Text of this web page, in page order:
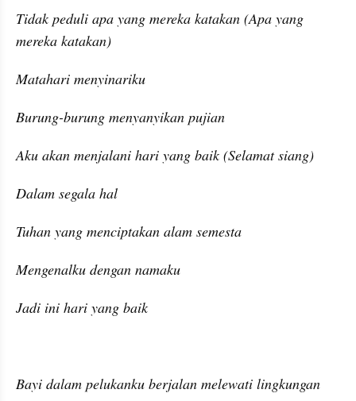
Tidak peduli apa yang mereka katakan (Apa yang
mereka katakan)
Matahari menyinariku
Burung-burung menyanyikan pujian
Aku akan menjalani hari yang baik (Selamat siang)
Dalam segala hal
Tuhan yang menciptakan alam semesta
Mengenalku dengan namaku
Jadi ini hari yang baik
Bayi dalam pelukanku berjalan melewati lingkungan